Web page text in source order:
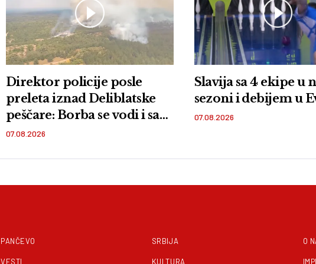
Direktor policije posle
preleta iznad Deliblatske
peščare: Borba se vodi i sa
zemlje i iz vazduha
07.08.2026
Slavija sa 4 ekipe u
sezoni i debijem u
07.08.2026
PANČEVO
VESTI
SRBIJA
KULTURA
O